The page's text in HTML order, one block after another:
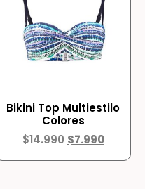
Bikini Top Multiestilo
Colores
$14.990 $7.990